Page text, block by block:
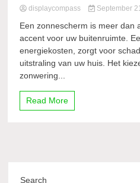
displaycompass September
Een zonnescherm is meer dan
accent voor uw buitenruimte.
energiekosten, zorgt voor
uitstraling van uw huis. Het
zonwering...
Read More
Search